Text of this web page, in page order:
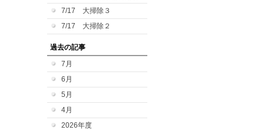
7/17 大掃除３
7/17 大掃除２
過去の記事
7月
6月
5月
4月
2026年度